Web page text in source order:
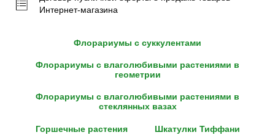
Интернет-магазина
Флорариумы с суккулентами
Флорариумы с влаголюбивыми растениями в
геометрии
Флорариумы с влаголюбивыми растениями в
стеклянных вазах
Горшечные растения Шкатулки Тиффани